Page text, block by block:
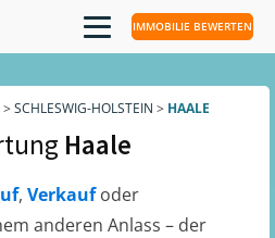
IMMOBILIE BEWERTEN
> SCHLESWIG-HOLSTEIN > HAALE
Haale
, Verkaufoder
anderen Anlass – der